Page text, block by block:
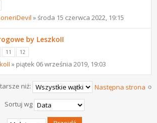
» środa 15 czerwca 2022, 19:15
by LeszkoII
11 12
» piątek 06 września 2019, 19:03
Następna strona
niż:
Sortuj wg